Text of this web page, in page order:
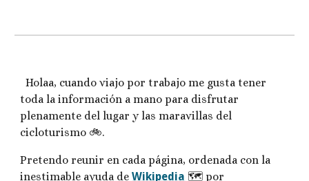
Holaa, cuando viajo por trabajo me gusta tener
toda la información a mano para disfrutar
plenamente del lugar y las maravillas del
cicloturismo 🚲.
Pretendo reunir en cada página, ordenada con la
inestimable ayuda deWikipedia 🗺️ por